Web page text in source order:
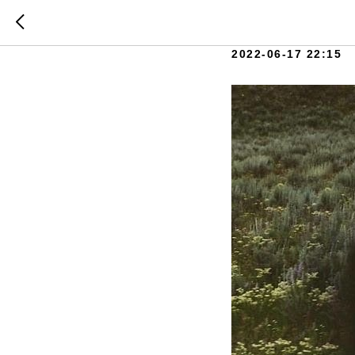
Зачем
2022-06-17 22:15